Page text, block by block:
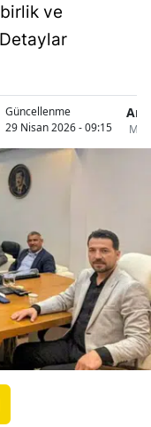
ve
Güncellenme
29 Nisan 2026 - 09:15